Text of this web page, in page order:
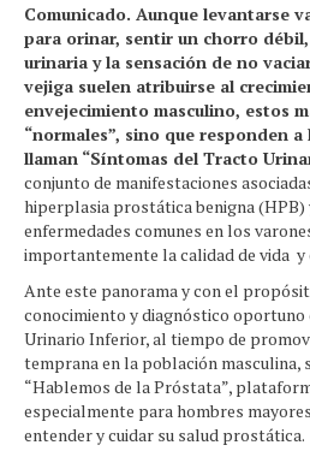
Comunicado. Aunque levantarse
para orinar, sentir un chorro
urinaria y la sensación de no
vejiga suelen atribuirse al
envejecimiento masculino, estos
“normales”, sino que responden
llaman “Síntomas del Tracto
conjunto de manifestaciones
hiperplasia prostática benigna
enfermedades comunes en los
importantemente la calidad de vida y
Ante este panorama y con el
conocimiento y diagnóstico
Urinario Inferior, al tiempo de
temprana en la población masculina,
“Hablemos de la Próstata”,
especialmente para hombres
entender y cuidar su salud prostática.